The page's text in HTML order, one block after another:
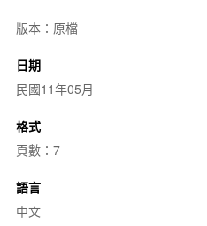
版本：原檔
日期
民國11年05月
格式
頁數：7
語言
中文